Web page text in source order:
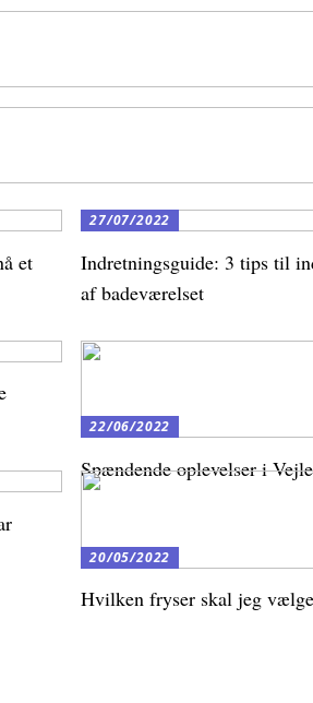
et
27/07/2022
Indretningsguide: 3 tips til
af badeværelset
22/06/2022
Spændende oplevelser i Vejle
20/05/2022
Hvilken fryser skal jeg